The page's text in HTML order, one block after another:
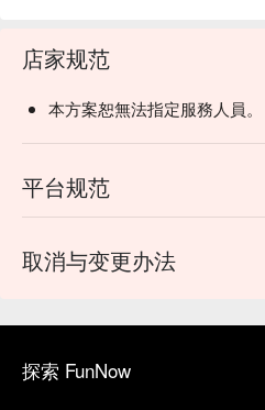
店家规范
本方案恕無法指定服務人員。
平台规范
取消与变更办法
探索 FunNow